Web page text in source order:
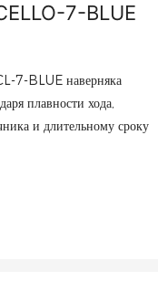
7-BLUE
7-BLUE наверняка
плавности хода,
и длительному сроку